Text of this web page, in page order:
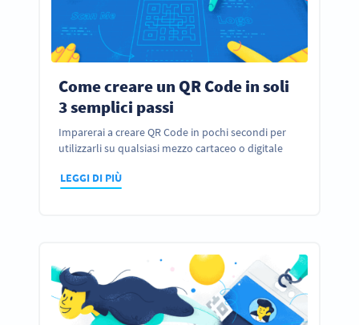
Come creare un QR Code in soli
3 semplici passi
Imparerai a creare QR Code in pochi secondi per
utilizzarli su qualsiasi mezzo cartaceo o digitale
LEGGI DI PIÙ